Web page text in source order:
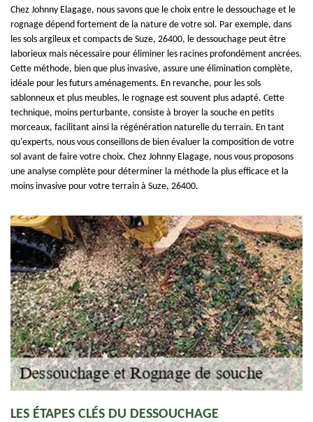
Chez Johnny Elagage, nous savons que le choix entre le dessouchage et le
rognage dépend fortement de la nature de votre sol. Par exemple, dans
les sols argileux et compacts de Suze, 26400, le dessouchage peut être
laborieux mais nécessaire pour éliminer les racines profondément ancrées.
Cette méthode, bien que plus invasive, assure une élimination complète,
idéale pour les futurs aménagements. En revanche, pour les sols
sablonneux et plus meubles, le rognage est souvent plus adapté. Cette
technique, moins perturbante, consiste à broyer la souche en petits
morceaux, facilitant ainsi la régénération naturelle du terrain. En tant
qu'experts, nous vous conseillons de bien évaluer la composition de votre
sol avant de faire votre choix. Chez Johnny Elagage, nous vous proposons
une analyse complète pour déterminer la méthode la plus efficace et la
moins invasive pour votre terrain à Suze, 26400.
LES ÉTAPES CLÉS DU DESSOUCHAGE